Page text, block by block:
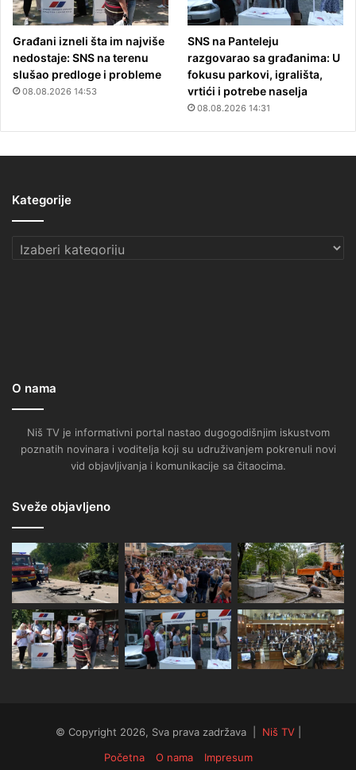
Građani izneli šta im najviše
nedostaje: SNS na terenu
slušao predloge i probleme
08.08.2026 14:53
SNS na Panteleju
razgovarao sa građanima: U
fokusu parkovi, igrališta,
vrtići i potrebe naselja
08.08.2026 14:31
Kategorije
Kategorije
O nama
Niš TV je informativni portal nastao dugogodišnjim iskustvom
poznatih novinara i voditelja koji su udruživanjem pokrenuli novi
vid objavljivanja i komunikacije sa čitaocima.
Sveže objavljeno
© Copyright 2026, Sva prava zadržava | Niš TV|
Početna
O nama Impresum